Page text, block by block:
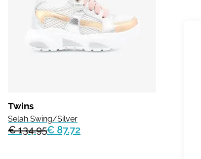
Twins
Selah Swing/Silver
€ 134.95€ 87.72